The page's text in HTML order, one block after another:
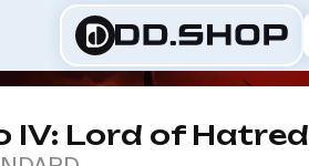
IV: Lord of Hatred